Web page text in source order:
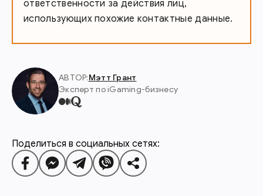
ответственности за действия лиц,
использующих похожие контактные данные.
АВТОР:Мэтт Грант
Эксперт по iGaming-бизнесу
Поделиться в социальных сетях: